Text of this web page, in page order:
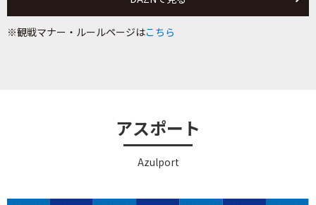
※観戦マナー・ルールページはこちら
アスポート
Azulport